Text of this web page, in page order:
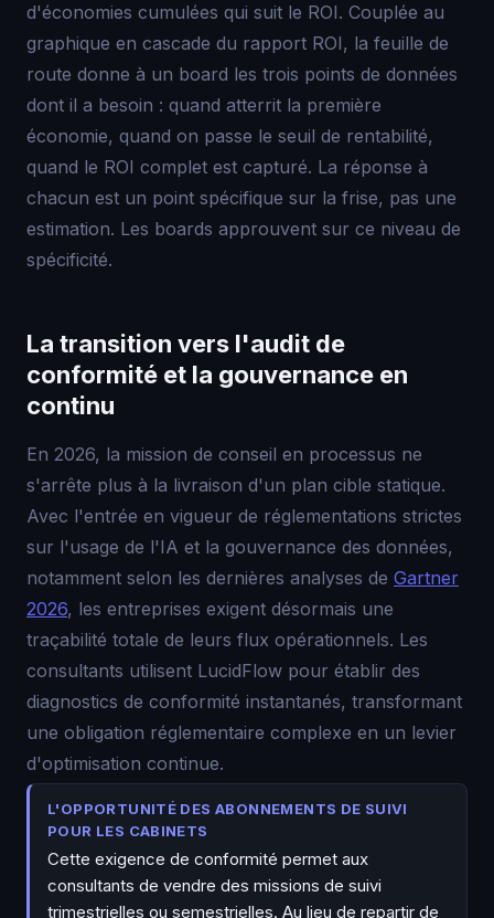
d'économies cumulées qui suit le ROI. Couplée au
graphique en cascade du rapport ROI, la feuille de
route donne à un board les trois points de données
dont il a besoin : quand atterrit la première
économie, quand on passe le seuil de rentabilité,
quand le ROI complet est capturé. La réponse à
chacun est un point spécifique sur la frise, pas une
estimation. Les boards approuvent sur ce niveau de
spécificité.
La transition vers l'audit de
conformité et la gouvernance en
continu
En 2026, la mission de conseil en processus ne
s'arrête plus à la livraison d'un plan cible statique.
Avec l'entrée en vigueur de réglementations strictes
sur l'usage de l'IA et la gouvernance des données,
notamment selon les dernières analyses de Gartner
2026, les entreprises exigent désormais une
traçabilité totale de leurs flux opérationnels. Les
consultants utilisent LucidFlow pour établir des
diagnostics de conformité instantanés, transformant
une obligation réglementaire complexe en un levier
d'optimisation continue.
L'OPPORTUNITÉ DES ABONNEMENTS DE SUIVI
POUR LES CABINETS
Cette exigence de conformité permet aux
consultants de vendre des missions de suivi
trimestrielles ou semestrielles. Au lieu de repartir de